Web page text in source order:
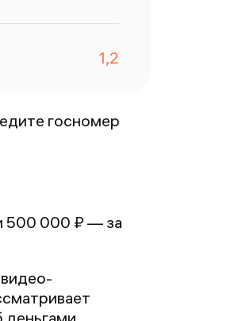
1,2
госномер
500 000 ₽ — за